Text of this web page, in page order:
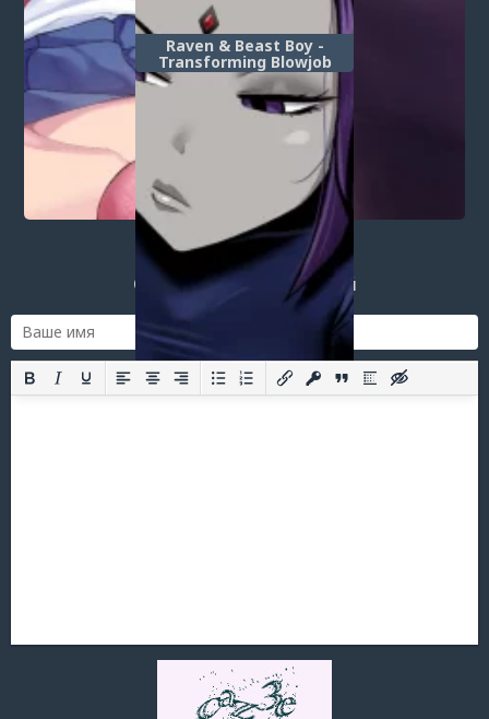
Raven & Beast Boy -
Transforming Blowjob
Post a comment
Login orregister to post a comment.
Добавить комментарий
Оставить комментарий